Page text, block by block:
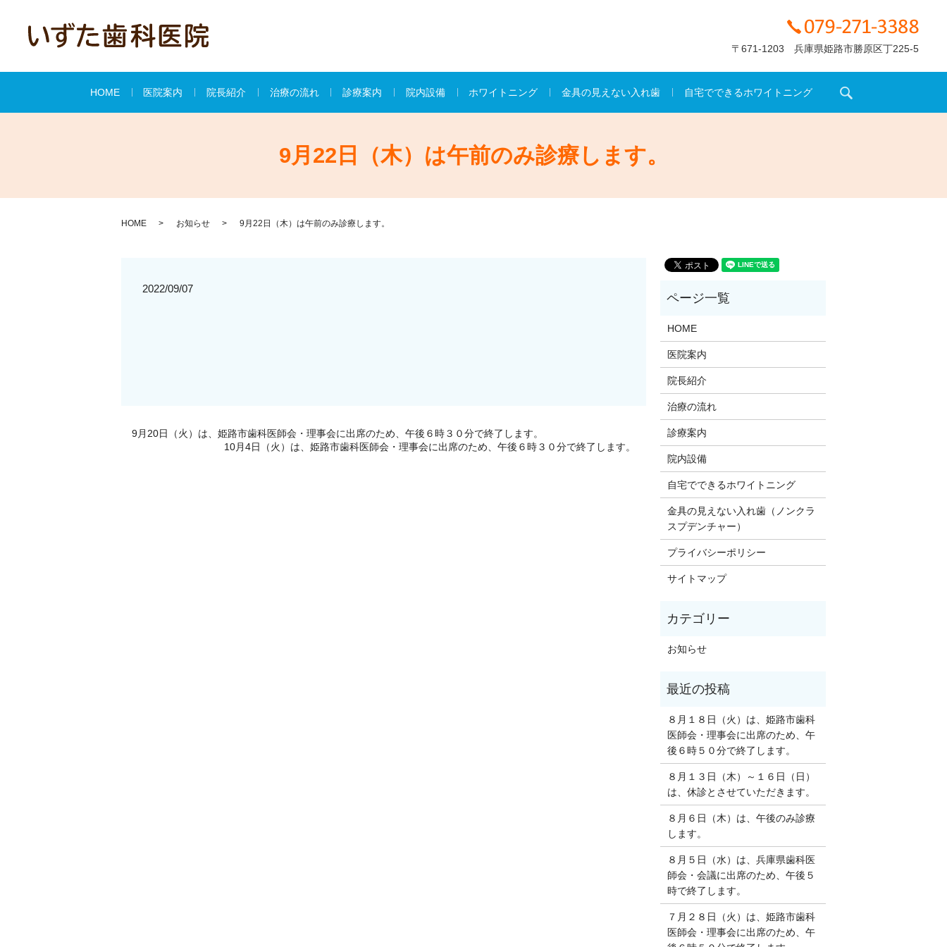
〒671-1203 兵庫県姫路市勝原区丁225-5
HOME 医院案内 院長紹介 治療の流れ 診療案内 院内設備 ホワイトニング 金具の見えない入れ歯 自宅でできるホワイトニング
9月22日（木）は午前のみ診療します。
HOME お知らせ 9月22日（木）は午前のみ診療します。
2022/09/07
9月20日（火）は、姫路市歯科医師会・理事会に出席のため、午後６時３０分で終了します。
10月4日（火）は、姫路市歯科医師会・理事会に出席のため、午後６時３０分で終了します。
HOME
医院案内
院長紹介
治療の流れ
診療案内
院内設備
自宅でできるホワイトニング
金具の見えない入れ歯（ノンクラ
スプデンチャー）
プライバシーポリシー
サイトマップ
お知らせ
８月１８日（火）は、姫路市歯科
医師会・理事会に出席のため、午
後６時５０分で終了します。
８月１３日（木）～１６日（日）
は、休診とさせていただきます。
８月６日（木）は、午後のみ診療
します。
８月５日（水）は、兵庫県歯科医
師会・会議に出席のため、午後５
時で終了します。
７月２８日（火）は、姫路市歯科
医師会・理事会に出席のため、午